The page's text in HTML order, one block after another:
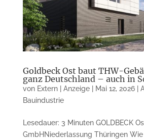
Goldbeck Ost baut THW-
ganz Deutschland – auch in
von Extern | Anzeige| Mai 12, 2026|
Bauindustrie
Lesedauer: 3 Minuten GOLDBECK
GmbHNiederlassung Thüringen